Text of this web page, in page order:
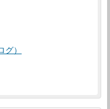
）